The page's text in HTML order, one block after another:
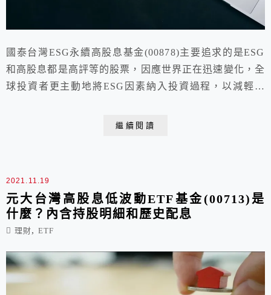
國泰台灣ESG永續高股息基金(00878)主要追求的是ESG
和高股息都是高評等的股票，因應世界正在迅速變化，全
球投資者更主動地將ESG因素納入投資過程，以減輕相
理的重要性，永續經營企業推出良好減緩損失措施，有助
繼續閱讀
2021.11.19
元大台灣高股息低波動ETF基金(00713)是
什麼？內含持股明細和歷史配息
理財, ETF